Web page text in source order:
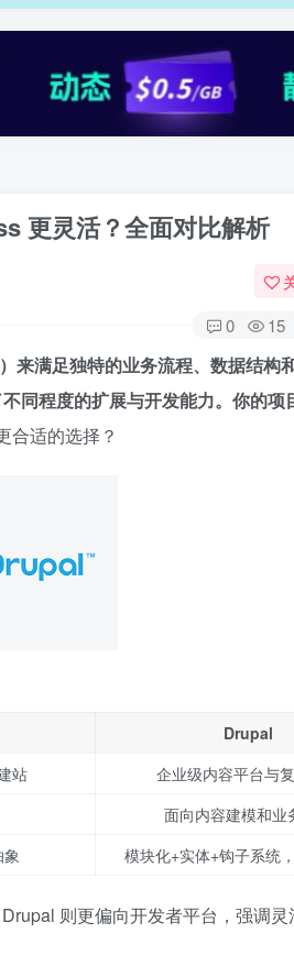
更灵活？全面对比解析
0 15
）来满足独特的业务流程、数据结构
同程度的扩展与开发能力。你的项
合适的选择？
Drupal
站
企业级内容平台与
面向内容建模和业
模块化+实体+钩子系统
则更偏向开发者平台，强调灵